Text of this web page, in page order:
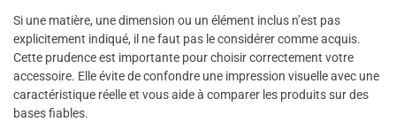
Si une matière, une dimension ou un élément inclus n’est pas
explicitement indiqué, il ne faut pas le considérer comme acquis.
Cette prudence est importante pour choisir correctement votre
accessoire. Elle évite de confondre une impression visuelle avec une
caractéristique réelle et vous aide à comparer les produits sur des
bases fiables.